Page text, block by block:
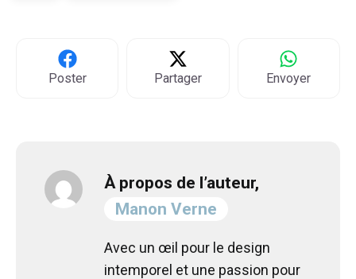
Poster Partager Envoyer
À propos de l’auteur,
Manon Verne
Avec un œil pour le design
intemporel et une passion pour